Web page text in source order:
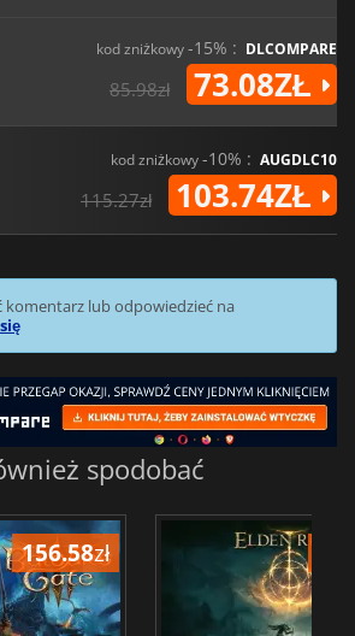
kod zniżkowy-15% : DLCOMPARE
85.98zł 73.08ZŁ
kod zniżkowy-10% : AUGDLC10
115.27zł 103.74ZŁ
komentarz lub odpowiedzieć na
spodobać
156.58zł